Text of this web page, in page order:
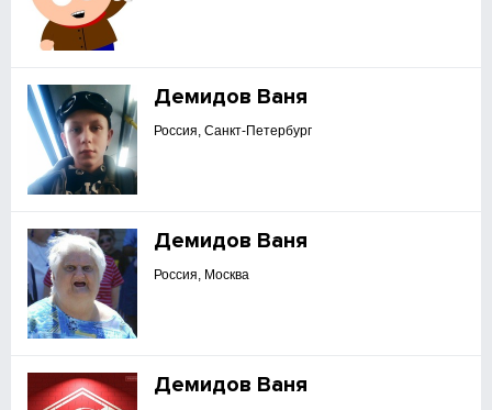
Демидов Ваня
Россия, Санкт-Петербург
Демидов Ваня
Россия, Москва
Демидов Ваня